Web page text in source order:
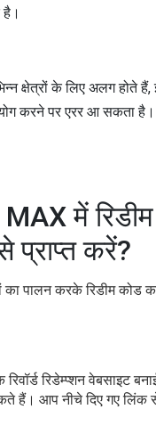
क्षेत्रों के लिए अलग होते हैं,
करने पर एरर आ सकता है।
में
प्राप्त करें?
का पालन करके रिडीम कोड
रिडेम्प्शन वेबसाइट
हैं। आप नीचे दिए गए लिंक